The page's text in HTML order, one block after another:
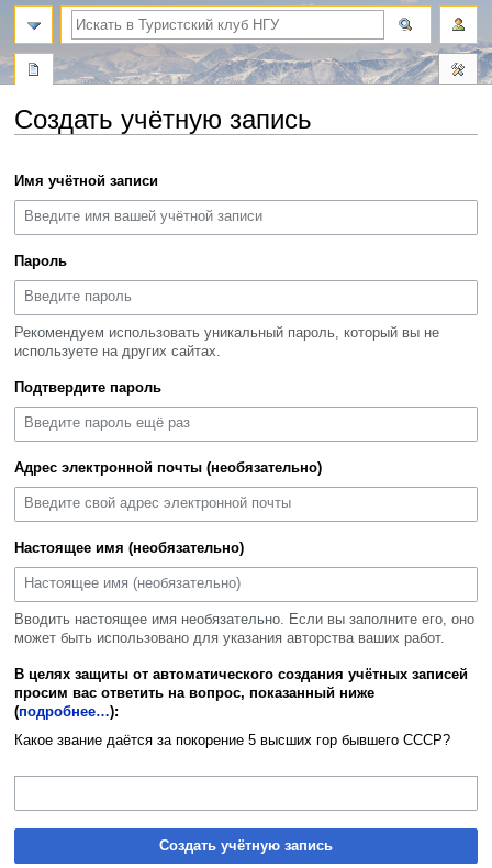
Создать учётную запись
к
навигации
к
поиску
Имя учётной записи
Пароль
Рекомендуем использовать уникальный пароль, который вы не
используете на других сайтах.
Подтвердите пароль
Адрес электронной почты (необязательно)
Настоящее имя (необязательно)
Вводить настоящее имя необязательно. Если вы заполните его, оно
может быть использовано для указания авторства ваших работ.
В целях защиты от автоматического создания учётных записей
просим вас ответить на вопрос, показанный ниже
(подробнее…):
Какое звание даётся за покорение 5 высших гор бывшего СССР?
Создать учётную запись
поиск